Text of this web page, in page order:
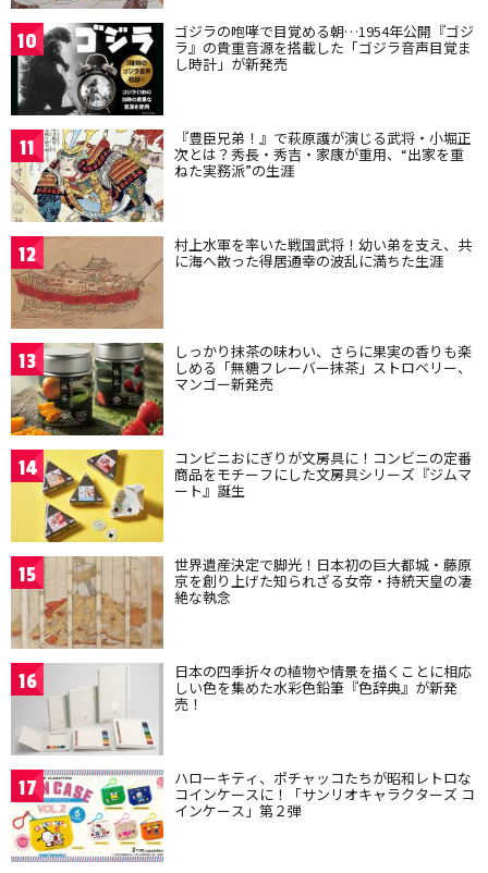
10 ゴジラの咆哮で目覚める朝…1954年公開『ゴジ
ラ』の貴重音源を搭載した「ゴジラ音声目覚ま
し時計」が新発売
11 『豊臣兄弟！』で萩原護が演じる武将・小堀正
次とは？秀長・秀吉・家康が重用、“出家を重
ねた実務派”の生涯
12 村上水軍を率いた戦国武将！幼い弟を支え、共
に海へ散った得居通幸の波乱に満ちた生涯
13 しっかり抹茶の味わい、さらに果実の香りも楽
しめる「無糖フレーバー抹茶」ストロベリー、
マンゴー新発売
14 コンビニおにぎりが文房具に！コンビニの定番
商品をモチーフにした文房具シリーズ『ジムマ
ート』誕生
15 世界遺産決定で脚光！日本初の巨大都城・藤原
京を創り上げた知られざる女帝・持統天皇の凄
絶な執念
16 日本の四季折々の植物や情景を描くことに相応
しい色を集めた水彩色鉛筆『色辞典』が新発
売！
17 ハローキティ、ポチャッコたちが昭和レトロな
コインケースに！「サンリオキャラクターズ コ
インケース」第２弾